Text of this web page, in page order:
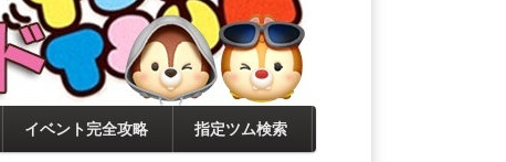
イベント完全攻略 指定ツム検索